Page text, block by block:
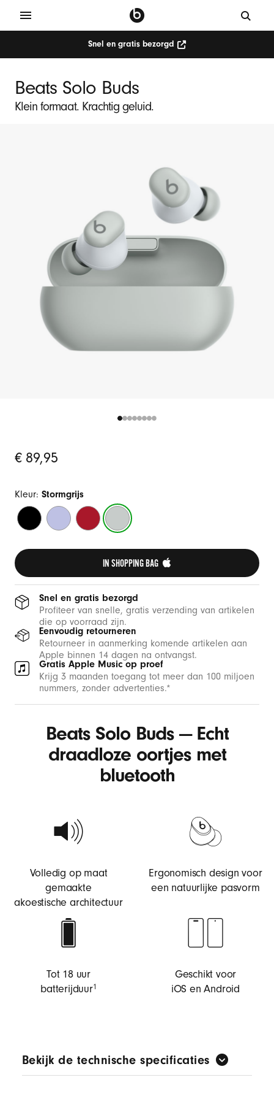
Snel en gratis bezorgd
Beats Solo Buds
Klein formaat. Krachtig geluid.
Oorspronkelijke
€ 89,95
Kleur: Stormgrijs
MatzwartKoel
paars
Transparant
rood
Stormgrijs
IN SHOPPING BAG
Snel en gratis bezorgd
Profiteer van snelle, gratis verzending van artikelen
die op voorraad zijn.
Eenvoudig retourneren
Retourneer in aanmerking komende artikelen aan
Apple binnen 14 dagen na ontvangst.
Gratis Apple Music op proef
Krijg 3 maanden toegang tot meer dan 100 miljoen
nummers, zonder advertenties.*
Beats Solo Buds — Echt
draadloze oortjes met
bluetooth
Volledig op maat
gemaakte
akoestische architectuur
Ergonomisch design voor
een natuurlijke pasvorm
Tot 18 uur
batterijduur1
Geschikt voor
iOS en Android
Bekijk de technische specificaties